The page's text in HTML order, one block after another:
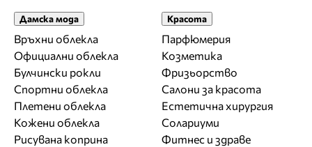
Дамска мода
Връхни облекла
Официални облекла
Булчински рокли
Спортни облекла
Плетени облекла
Кожени облекла
Рисувана коприна
Красота
Парфюмерия
Козметика
Фризьорство
Салони за красота
Естетична хирургия
Солариуми
Фитнес и здраве